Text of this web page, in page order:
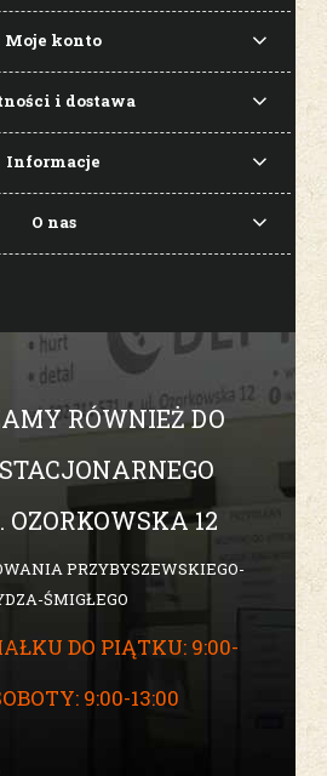
Moje konto
i dostawa
Informacje
O nas
RÓWNIEŻ DO
OZORKOWSKA 12
PRZYBYSZEWSKIEGO-
ŚMIGŁEGO
DO PIĄTKU: 9:00-
9:00-13:00